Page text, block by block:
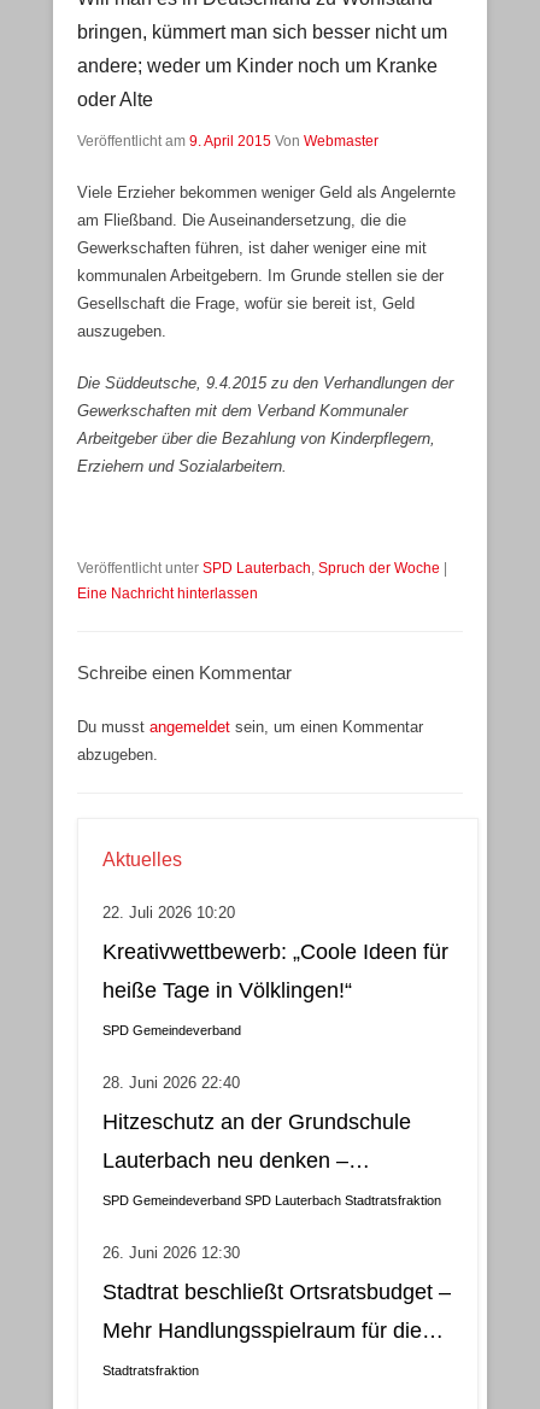
bringen, kümmert man sich besser nicht um
andere; weder um Kinder noch um Kranke
oder Alte
Veröffentlicht am 9. April 2015 Von Webmaster
Viele Erzieher bekommen weniger Geld als Angelernte
am Fließband. Die Auseinandersetzung, die die
Gewerkschaften führen, ist daher weniger eine mit
kommunalen Arbeitgebern. Im Grunde stellen sie der
Gesellschaft die Frage, wofür sie bereit ist, Geld
auszugeben.
Die Süddeutsche, 9.4.2015 zu den Verhandlungen der
Gewerkschaften mit dem Verband Kommunaler
Arbeitgeber über die Bezahlung von Kinderpflegern,
Erziehern und Sozialarbeitern.
Veröffentlicht unter SPD Lauterbach, Spruch der Woche
Eine Nachricht hinterlassen
Schreibe einen Kommentar
Du musst angemeldet sein, um einen Kommentar
abzugeben.
Aktuelles
22. Juli 2026 10:20
Kreativwettbewerb: „Coole Ideen für
heiße Tage in Völklingen!“
SPD Gemeindeverband
28. Juni 2026 22:40
Hitzeschutz an der Grundschule
Lauterbach neu denken –
Klimatisierung als wirtschaftliche
SPD Gemeindeverband SPD Lauterbach Stadtratsfraktion
26. Juni 2026 12:30
Stadtrat beschließt Ortsratsbudget –
Mehr Handlungsspielraum für die
Gemeindebezirke
Stadtratsfraktion